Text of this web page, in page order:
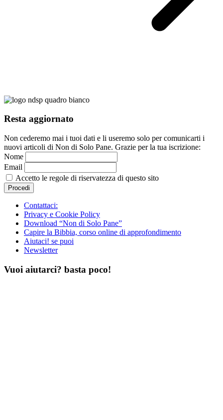
Resta aggiornato
Non cederemo mai i tuoi dati e li useremo solo per comunicarti i
nuovi articoli di Non di Solo Pane. Grazie per la tua iscrizione:
Nome
Email
Accetto le regole di riservatezza di questo sito
Contattaci:
Privacy e Cookie Policy
Download “Non di Solo Pane”
Capire la Bibbia, corso online di approfondimento
Aiutaci! se puoi
Newsletter
Vuoi aiutarci? basta poco!